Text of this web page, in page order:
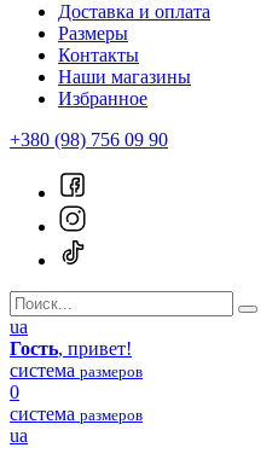
Доставка и оплата
Размеры
Контакты
Наши магазины
Избранное
+380 (98) 756 09 90
ua
Гость, привет!
система размеров
0
система размеров
ua